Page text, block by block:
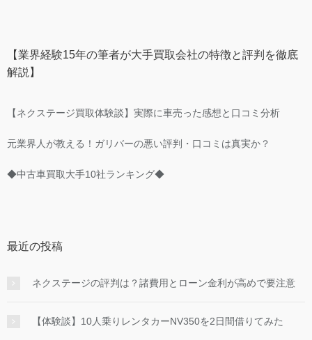
【業界経験15年の筆者が大手買取会社の特徴と評判を徹底
解説】
【ネクステージ買取体験談】実際に車売った感想と口コミ分析
元業界人が教える！ガリバーの悪い評判・口コミは真実か？
◆中古車買取大手10社ランキング◆
最近の投稿
ネクステージの評判は？諸費用とローン金利が高めで要注意
【体験談】10人乗りレンタカーNV350を2日間借りてみた